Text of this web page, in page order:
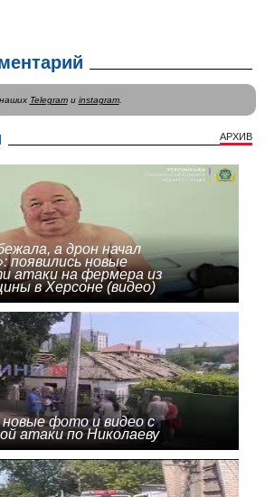
Telegramи instagram.
АРХИВ
а дрон начал
появились новые
атаки на фермера из
в Херсоне (видео)
новые фото и видео с
атаки по Николаеву